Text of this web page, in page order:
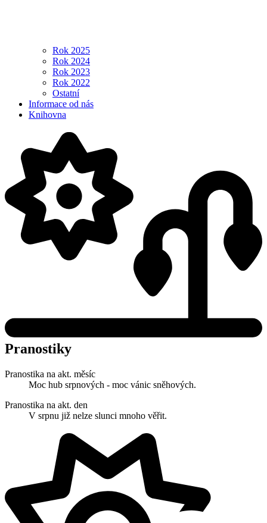
Rok 2025
Rok 2024
Rok 2023
Rok 2022
Ostatní
Informace od nás
Knihovna
Pranostiky
Pranostika na akt. měsíc
Moc hub srpnových - moc vánic sněhových.
Pranostika na akt. den
V srpnu již nelze slunci mnoho věřit.